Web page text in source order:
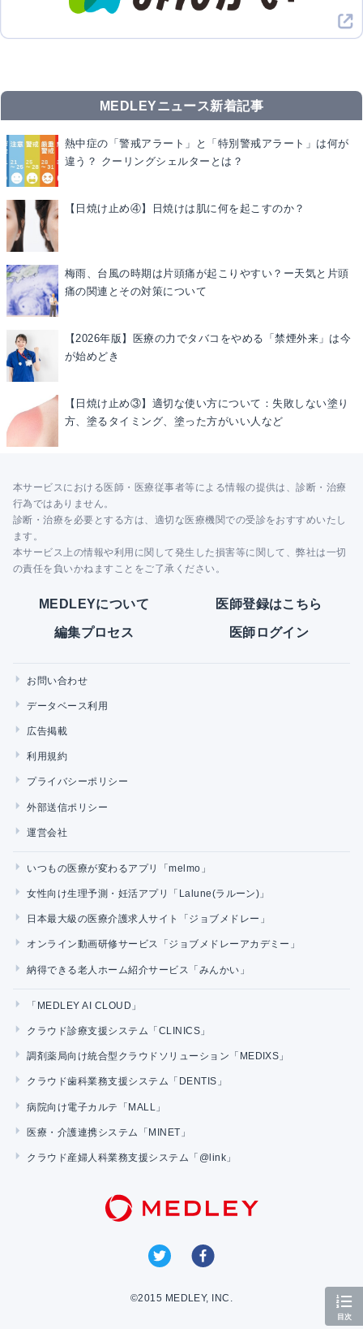
MEDLEYニュース新着記事
熱中症の「警戒アラート」と「特別警戒アラート」は何が
違う？ クーリングシェルターとは？
【日焼け止め④】日焼けは肌に何を起こすのか？
梅雨、台風の時期は片頭痛が起こりやすい？ー天気と片頭
痛の関連とその対策について
【2026年版】医療の力でタバコをやめる「禁煙外来」は今
が始めどき
【日焼け止め③】適切な使い方について：失敗しない塗り
方、塗るタイミング、塗った方がいい人など
本サービスにおける医師・医療従事者等による情報の提供は、診断・治療
行為ではありません。
診断・治療を必要とする方は、適切な医療機関での受診をおすすめいたし
ます。
本サービス上の情報や利用に関して発生した損害等に関して、弊社は一切
の責任を負いかねますことをご了承ください。
MEDLEYについて 医師登録はこちら
編集プロセス 医師ログイン
お問い合わせ
データベース利用
広告掲載
利用規約
プライバシーポリシー
外部送信ポリシー
運営会社
いつもの医療が変わるアプリ「melmo」
女性向け生理予測・妊活アプリ「Lalune(ラルーン)」
日本最大級の医療介護求人サイト「ジョブメドレー」
オンライン動画研修サービス「ジョブメドレーアカデミー」
納得できる老人ホーム紹介サービス「みんかい」
「MEDLEY AI CLOUD」
クラウド診療支援システム「CLINICS」
調剤薬局向け統合型クラウドソリューション「MEDIXS」
クラウド歯科業務支援システム「DENTIS」
病院向け電子カルテ「MALL」
医療・介護連携システム「MINET」
クラウド産婦人科業務支援システム「@link」
©2015 MEDLEY, INC.
目次